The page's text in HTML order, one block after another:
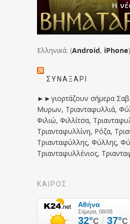
Ελληνικά: (Android, iPhone)
ΣΥΝΑΞΆΡΙ
►►γιορτάζουν σήμερα
Μυρων, Τριανταφυλλιά,
Φιλιώ, Φιλλίτσα,
Τριανταφυλλίνη, Ρόζα,
Τριανταφύλλης, Φύλλης,
Τριανταφυλλένιος,
ΚΑΙΡΟΣ